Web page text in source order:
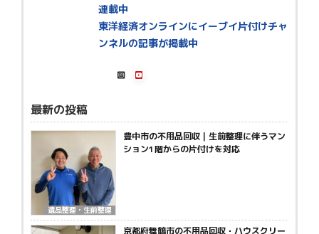
連載中
東洋経済オンラインにイーブイ片付けチャ
ンネルの記事が掲載中
最新の投稿
遺品整理・生前整理
豊中市の不用品回収｜生前整理に伴うマン
ション1階からの片付けを対応
京都府舞鶴市の不用品回収・ハウスクリー